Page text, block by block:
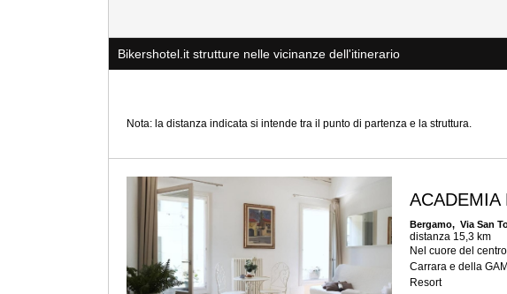
Bikershotel.it strutture nelle vicinanze dell'itinerario
Nota: la distanza indicata si intende tra il punto di partenza e la struttura.
ACADEMIA
Bergamo, Via San
distanza 15,3 km
Nel cuore del
Carrara e della
Resort